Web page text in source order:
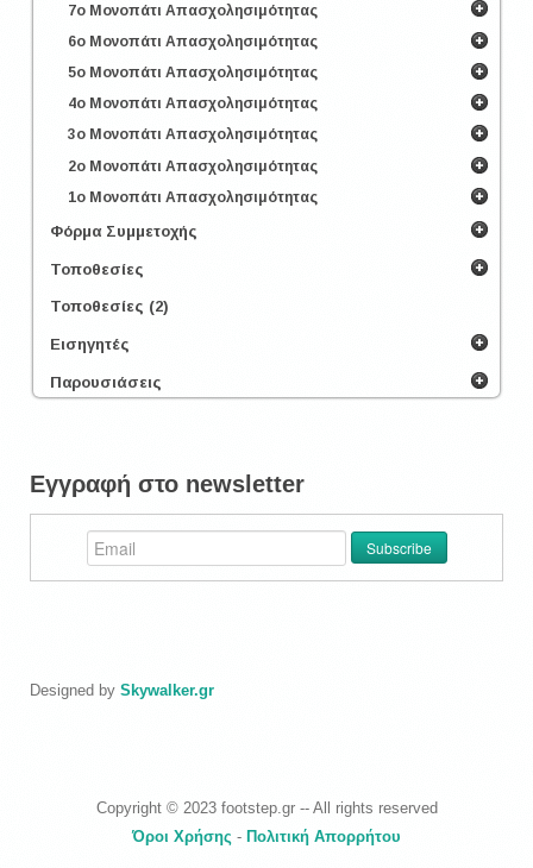
7ο Μονοπάτι Απασχολησιμότητας
6ο Μονοπάτι Απασχολησιμότητας
5ο Μονοπάτι Απασχολησιμότητας
4ο Μονοπάτι Απασχολησιμότητας
3ο Μονοπάτι Απασχολησιμότητας
2ο Μονοπάτι Απασχολησιμότητας
1ο Μονοπάτι Απασχολησιμότητας
Φόρμα Συμμετοχής
Τοποθεσίες
Τοποθεσίες (2)
Εισηγητές
Παρουσιάσεις
Εγγραφή στο newsletter
Designed by Skywalker.gr
Copyright © 2023 footstep.gr -- All rights reserved
Όροι Χρήσης - Πολιτική Απορρήτου